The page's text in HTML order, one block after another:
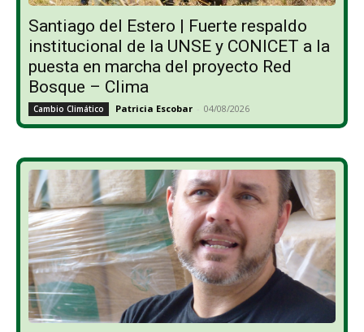
Santiago del Estero | Fuerte respaldo
institucional de la UNSE y CONICET a la
puesta en marcha del proyecto Red
Bosque – Clima
Cambio Climático Patricia Escobar - 04/08/2026